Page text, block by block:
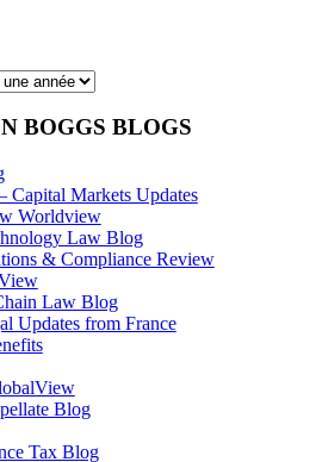
BOGGS BLOGS
Capital Markets Updates
Worldview
Law Blog
& Compliance Review
Law Blog
Updates from France
Blog
Tax Blog